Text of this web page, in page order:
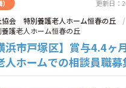
更新日：
協会 特別養護老人ホーム恒春の丘
護老人ホーム恒春の丘
浜市戸塚区】賞与4.4ヶ
人ホームでの相談員職募